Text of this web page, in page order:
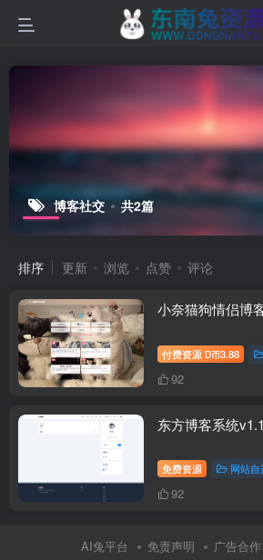
博客社交 共2篇
排序 更新 浏览 点赞 评论
小奈猫狗情侣博
付费资源 D币3.88
92
东方博客系统
免费资源 网站自
92
AI兔平台 免责声明 广告合作